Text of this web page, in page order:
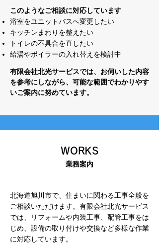
このようなご相談に対応しています
浴室をユニットバスへ変更したい
キッチンまわりを整えたい
トイレの不具合を直したい
給湯やボイラーの入れ替えを検討中
有限会社北光サービスでは、お伺いした内容
を参考にしながら、可能な範囲でわかりやす
いご案内に努めています。
WORKS
​業務案内
北海道旭川市で、住まいに関わる工事全般を
ご相談いただけます。有限会社北光サービス
では、リフォームや内装工事、配管工事をは
じめ、設備の取り付けや交換など多様な作業
に対応しています。